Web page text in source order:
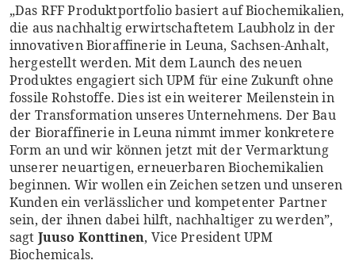
„Das RFF Produktportfolio basiert auf Biochemikalien,
die aus nachhaltig erwirtschaftetem Laubholz in der
innovativen Bioraffinerie in Leuna, Sachsen-Anhalt,
hergestellt werden. Mit dem Launch des neuen
Produktes engagiert sich UPM für eine Zukunft ohne
fossile Rohstoffe. Dies ist ein weiterer Meilenstein in
der Transformation unseres Unternehmens. Der Bau
der Bioraffinerie in Leuna nimmt immer konkretere
Form an und wir können jetzt mit der Vermarktung
unserer neuartigen, erneuerbaren Biochemikalien
beginnen. Wir wollen ein Zeichen setzen und unseren
Kunden ein verlässlicher und kompetenter Partner
sein, der ihnen dabei hilft, nachhaltiger zu werden”,
sagt Juuso Konttinen, Vice President UPM
Biochemicals.